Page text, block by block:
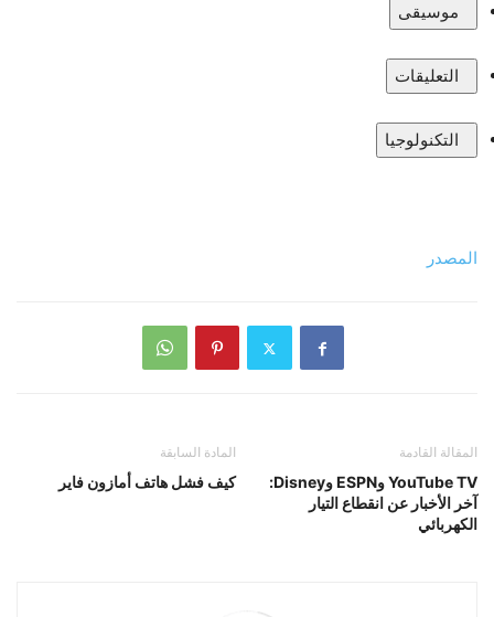
موسيقى
التعليقات
التكنولوجيا
المصدر
المادة السابقة
كيف فشل هاتف أمازون فاير
المقالة القادمة
YouTube TV وESPN وDisney:
آخر الأخبار عن انقطاع التيار
الكهربائي